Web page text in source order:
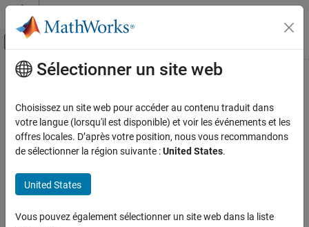
Passer au contenu
Activer/désactiver l'affichage du menu
Accueil de la documentation
Contenu principal
How useful was this information?
Sélectionner un site web
Choisissez un site web pour accéder au contenu traduit dans
votre langue (lorsqu'il est disponible) et voir les événements et les
offres locales. D’après votre position, nous vous recommandons
de sélectionner la région suivante :United States.
United States
Vous pouvez également sélectionner un site web dans la liste